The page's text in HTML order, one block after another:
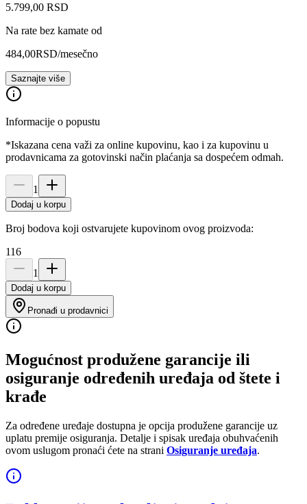
5.799,00 RSD
Na rate bez kamate od
484,00RSD/mesečno
Saznajte više
Informacije o popustu
*Iskazana cena važi za online kupovinu, kao i za kupovinu u
prodavnicama za gotovinski način plaćanja sa dospećem odmah.
1
Dodaj u korpu
Broj bodova koji ostvarujete kupovinom ovog proizvoda:
116
1
Dodaj u korpu
Pronađi u prodavnici
Mogućnost produžene garancije ili
osiguranje određenih uređaja od štete i
krađe
Za određene uređaje dostupna je opcija produžene garancije uz
uplatu premije osiguranja. Detalje i spisak uređaja obuhvaćenih
ovom uslugom pronaći ćete na strani Osiguranje uređaja.